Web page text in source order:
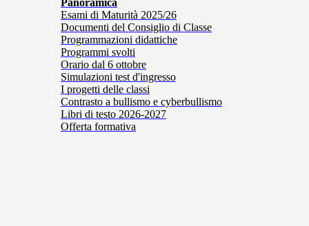
Panoramica
Esami di Maturità 2025/26
Documenti del Consiglio di Classe
Programmazioni didattiche
Programmi svolti
Orario dal 6 ottobre
Simulazioni test d'ingresso
I progetti delle classi
Contrasto a bullismo e cyberbullismo
Libri di testo 2026-2027
Offerta formativa